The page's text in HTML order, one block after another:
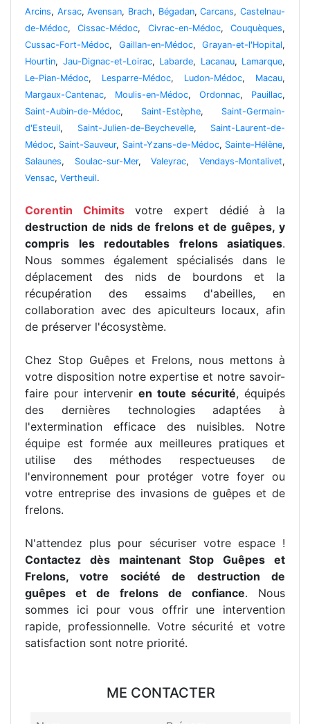
Arcins, Arsac,Avensan, Brach, Bégadan,Carcans,Castelnau-
de-Médoc,Cissac-Médoc, Civrac-en-Médoc,Couquèques,
Cussac-Fort-Médoc, Gaillan-en-Médoc, Grayan-et-l'Hopital,
Hourtin, Jau-Dignac-et-Loirac, Labarde, Lacanau, Lamarque,
Le-Pian-Médoc, Lesparre-Médoc, Ludon-Médoc, Macau,
Margaux-Cantenac, Moulis-en-Médoc, Ordonnac, Pauillac,
Saint-Aubin-de-Médoc, Saint-Estèphe, Saint-Germain-
d'Esteuil, Saint-Julien-de-Beychevelle, Saint-Laurent-de-
Médoc, Saint-Sauveur, Saint-Yzans-de-Médoc, Sainte-Hélène,
Salaunes, Soulac-sur-Mer,Valeyrac,Vendays-Montalivet,
Vensac, Vertheuil.
Corentin Chimitsvotre expert dédié à la
destruction de nids de frelons et de guêpes, y
compris les redoutables frelons asiatiques.
Nous sommes également spécialisés dans le
déplacement des nids de bourdons et la
récupération des essaims d'abeilles, en
collaboration avec des apiculteurs locaux, afin
de préserver l'écosystème.
Chez Stop Guêpes et Frelons, nous mettons à
votre disposition notre expertise et notre savoir-
faire pour intervenir en toute sécurité, équipés
des dernières technologies adaptées à
l'extermination efficace des nuisibles. Notre
équipe est formée aux meilleures pratiques et
utilise des méthodes respectueuses de
l'environnement pour protéger votre foyer ou
votre entreprise des invasions de guêpes et de
frelons.
N'attendez plus pour sécuriser votre espace !
Contactez dès maintenant Stop Guêpes et
Frelons, votre société de destruction de
guêpes et de frelons de confiance. Nous
sommes ici pour vous offrir une intervention
rapide, professionnelle. Votre sécurité et votre
satisfaction sont notre priorité.
ME CONTACTER